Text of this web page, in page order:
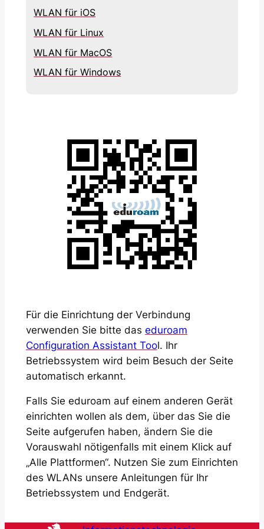
WLAN für iOS
WLAN für Linux
WLAN für MacOS
WLAN für Windows
Für die Einrichtung der Verbindung
verwenden Sie bitte das eduroam
Configuration Assistant Tool. Ihr
Betriebssystem wird beim Besuch der Seite
automatisch erkannt.
Falls Sie eduroam auf einem anderen Gerät
einrichten wollen als dem, über das Sie die
Seite aufgerufen haben, ändern Sie die
Vorauswahl nötigenfalls mit einem Klick auf
„Alle Plattformen“. Nutzen Sie zum Einrichten
des WLANs unsere Anleitungen für Ihr
Betriebssystem und Endgerät.